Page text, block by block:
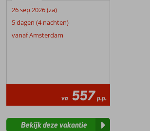
26 sep 2026 (za)
5 dagen (4 nachten)
vanaf Amsterdam
va 557 p.p.
Bekijk deze vakantie